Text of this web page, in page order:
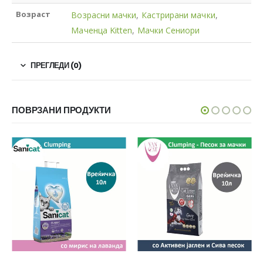
Возраст Возрасни мачки, Кастрирани мачки,
Маченца Kitten, Мачки Сениори
ПРЕГЛЕДИ (0)
ПОВРЗАНИ ПРОДУКТИ